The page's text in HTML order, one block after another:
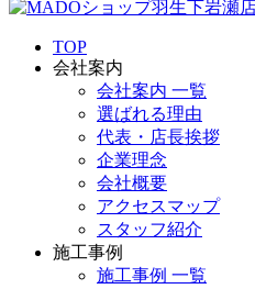
TOP
会社案内
会社案内 一覧
選ばれる理由
代表・店長挨拶
企業理念
会社概要
アクセスマップ
スタッフ紹介
施工事例
施工事例 一覧